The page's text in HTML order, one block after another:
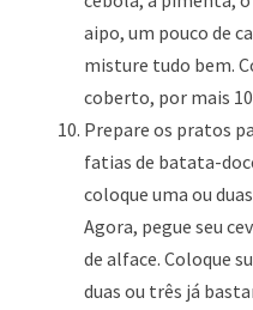
aipo, um pouco de
misture tudo bem.
coberto, por mais
Prepare os pratos
fatias de batata-
coloque uma ou
Agora, pegue seu
de alface. Coloque
duas ou três já